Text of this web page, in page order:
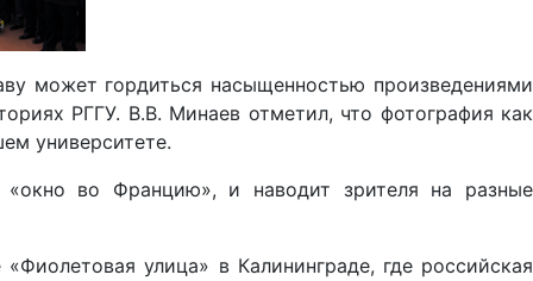
может гордиться насыщенностью произведениями
РГГУ. В.В. Минаев отметил, что фотография как
университете.
«окно во Францию», и наводит зрителя на разные
улица» в Калининграде, где российская